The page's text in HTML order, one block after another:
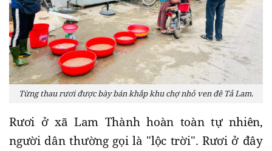
Từng thau rươi được bày bán khắp khu chợ nhỏ ven đê Tả Lam.
Rươi ở xã Lam Thành hoàn toàn tự nhiên,
người dân thường gọi là "lộc trời". Rươi ở đây